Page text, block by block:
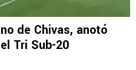
de Chivas, anotó
Tri Sub-20